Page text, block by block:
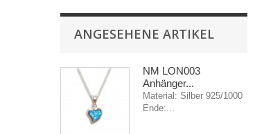
ANGESEHENE ARTIKEL
NM LON003
Anhänger...
Material: Silber 925/1000
Ende:...